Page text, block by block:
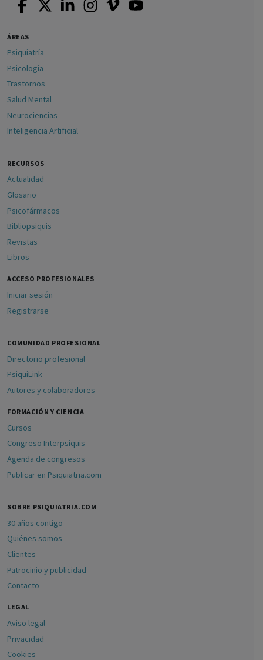
ÁREAS
Psiquiatría
Psicología
Trastornos
Salud Mental
Neurociencias
Inteligencia Artificial
RECURSOS
Actualidad
Glosario
Psicofármacos
Bibliopsiquis
Revistas
Libros
ACCESO PROFESIONALES
Iniciar sesión
Registrarse
COMUNIDAD PROFESIONAL
Directorio profesional
PsiquiLink
Autores y colaboradores
FORMACIÓN Y CIENCIA
Cursos
Congreso Interpsiquis
Agenda de congresos
Publicar en Psiquiatria.com
SOBRE PSIQUIATRIA.COM
30 años contigo
Quiénes somos
Clientes
Patrocinio y publicidad
Contacto
LEGAL
Aviso legal
Privacidad
Cookies